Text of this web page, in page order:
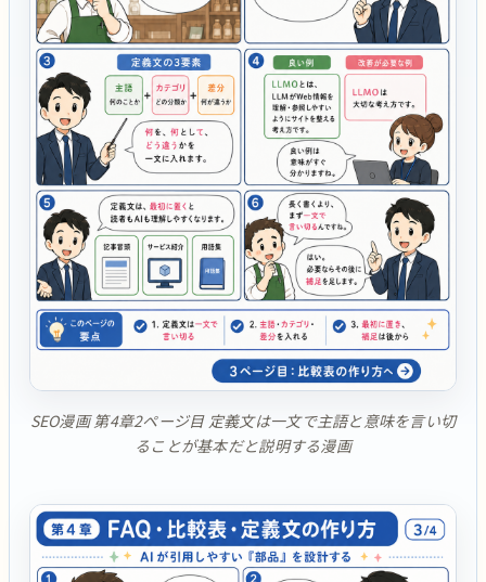
SEO漫画 第4章2ページ目 定義文は一文で主語と意味を言い切
ることが基本だと説明する漫画